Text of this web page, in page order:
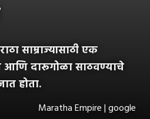
साम्राज्यासाठी एक
दारूगोळा साठवण्याचे
होता.
Maratha Empire | google